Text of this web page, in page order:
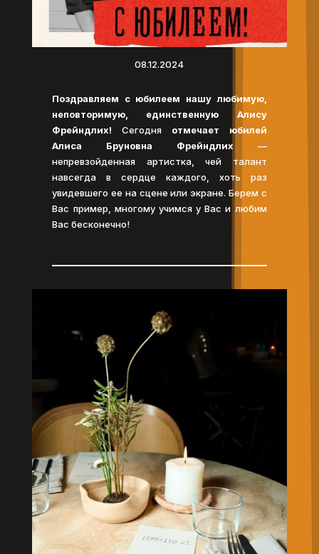
08.12.2024
Поздравляем с юбилеем нашу любимую,
неповторимую, единственную Алису
Фрейндлих! Сегодня отмечает юбилей
Алиса Бруновна Фрейндлих —
непревзойденная артистка, чей талант
навсегда в сердце каждого, хоть раз
увидевшего ее на сцене или экране. Берем с
Вас пример, многому учимся у Вас и любим
Вас бесконечно!